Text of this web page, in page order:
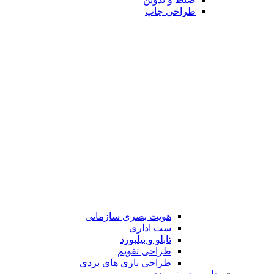
طراحی چاپ
هویت بصری سازمانی
ست اداری
تابلو و بیلبورد
طراحی تقویم
طراحی بازی های بردی